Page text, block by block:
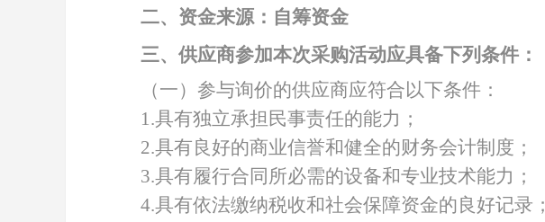
二、资金来源：自筹资金
三、供应商参加本次采购活动应具备下列条件：
（一）参与询价的供应商应符合以下条件：
1.具有独立承担民事责任的能力；
2.具有良好的商业信誉和健全的财务会计制度；
3.具有履行合同所必需的设备和专业技术能力；
4.具有依法缴纳税收和社会保障资金的良好记录；